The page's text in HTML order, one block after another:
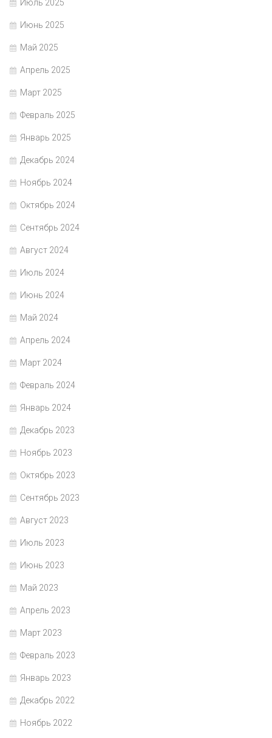
Июль 2025
Июнь 2025
Май 2025
Апрель 2025
Март 2025
Февраль 2025
Январь 2025
Декабрь 2024
Ноябрь 2024
Октябрь 2024
Сентябрь 2024
Август 2024
Июль 2024
Июнь 2024
Май 2024
Апрель 2024
Март 2024
Февраль 2024
Январь 2024
Декабрь 2023
Ноябрь 2023
Октябрь 2023
Сентябрь 2023
Август 2023
Июль 2023
Июнь 2023
Май 2023
Апрель 2023
Март 2023
Февраль 2023
Январь 2023
Декабрь 2022
Ноябрь 2022